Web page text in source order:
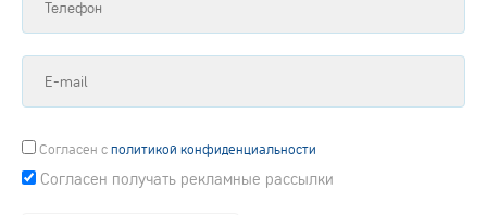
Согласен сполитикой конфиденциальности
Согласен получать рекламные рассылки